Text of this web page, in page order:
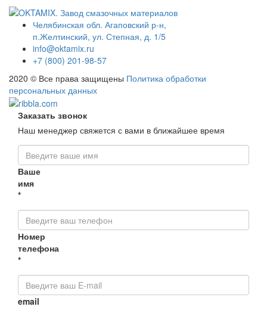
Челябинская обл. Агаповский р-н,
п.Желтинский, ул. Степная, д. 1/5
info@oktamix.ru
+7 (800) 201-98-57
2020 © Все права защищены Политика обработки
персональных данных
Заказать звонок
Наш менеджер свяжется с вами в ближайшее время
Ваше
имя
*
Номер
телефона
*
email